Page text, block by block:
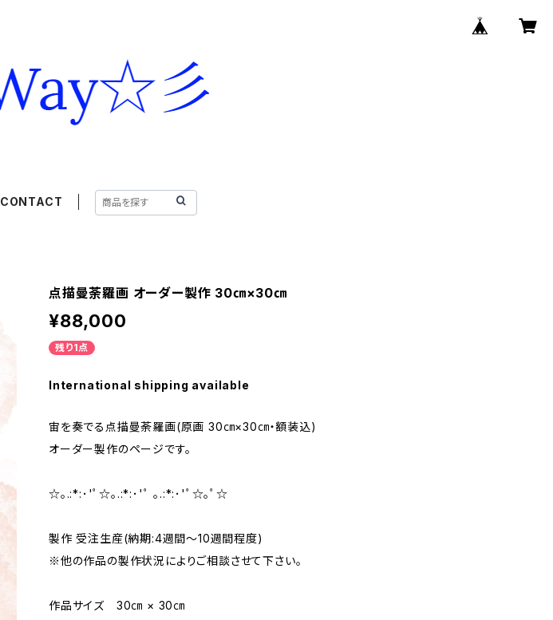
CONTACT
点描曼荼羅画 オーダー製作 30㎝×30㎝
¥88,000
残り1点
International shipping available
宙を奏でる点描曼荼羅画(原画 30㎝×30㎝・額装込)
オーダー製作のページです。
☆｡.:*:･'ﾟ☆｡.:*:･'ﾟ ｡.:*:･'ﾟ☆｡ﾟ☆
製作 受注生産(納期:4週間～10週間程度)
※他の作品の製作状況によりご相談させて下さい。
作品サイズ 30㎝ × 30㎝